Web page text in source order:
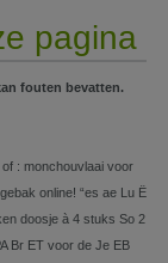
pagina
fouten bevatten.
: monchouvlaai voor
online! “es ae Lu Ë
doosje à 4 stuks So 2
Br ET voor de Je EB